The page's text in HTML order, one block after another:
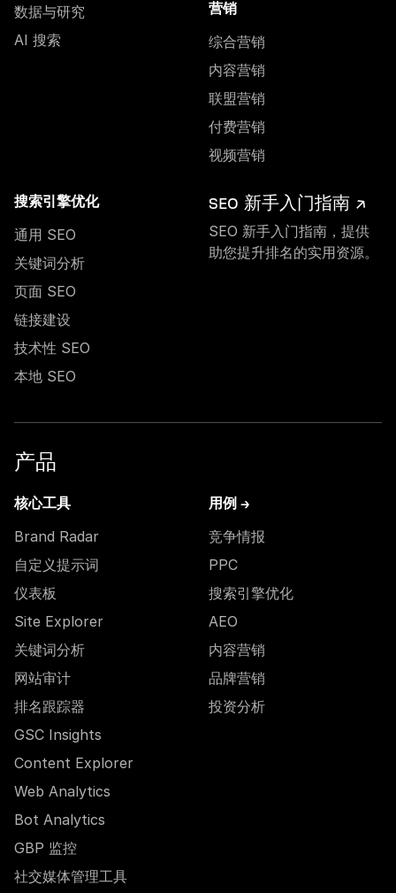
数据与研究
AI 搜索
营销
综合营销
内容营销
联盟营销
付费营销
视频营销
搜索引擎优化
通用 SEO
关键词分析
页面 SEO
链接建设
技术性 SEO
本地 SEO
SEO 新手入门指南 ↗
SEO 新手入门指南，提供
助您提升排名的实用资源。
产品
核心工具
Brand Radar
自定义提示词
仪表板
Site Explorer
关键词分析
网站审计
排名跟踪器
GSC Insights
Content Explorer
Web Analytics
Bot Analytics
GBP 监控
社交媒体管理工具
用例 →
竞争情报
PPC
搜索引擎优化
AEO
内容营销
品牌营销
投资分析